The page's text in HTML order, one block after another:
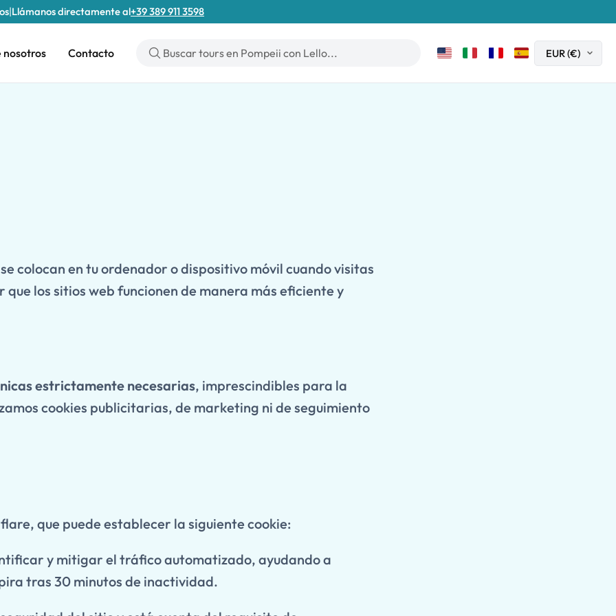
|Llámanos directamente al+39 389 911 3598
nosotros Contacto
colocan en tu ordenador o dispositivo móvil cuando visitas
los sitios web funcionen de manera más eficiente y
estrictamente necesarias, imprescindibles para la
cookies publicitarias, de marketing ni de seguimiento
que puede establecer la siguiente cookie:
y mitigar el tráfico automatizado, ayudando a
tras 30 minutos de inactividad.